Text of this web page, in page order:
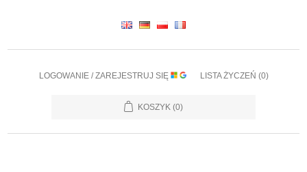
LOGOWANIE / ZAREJESTRUJ SIĘ LISTA ŻYCZEŃ (0)
KOSZYK (0)